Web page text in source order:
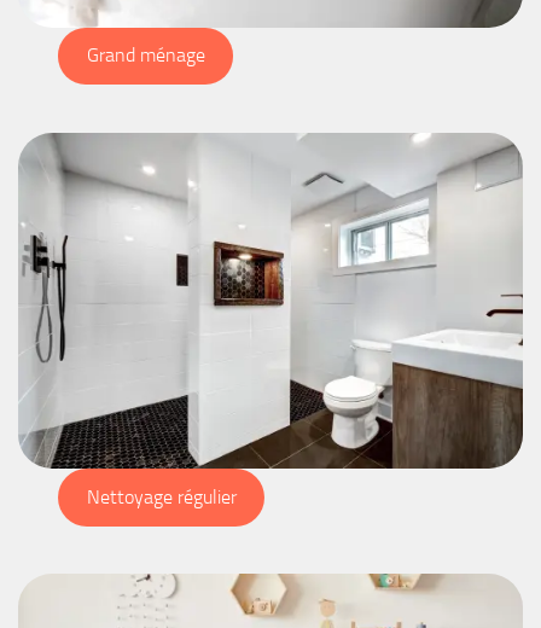
Grand ménage
Nettoyage régulier